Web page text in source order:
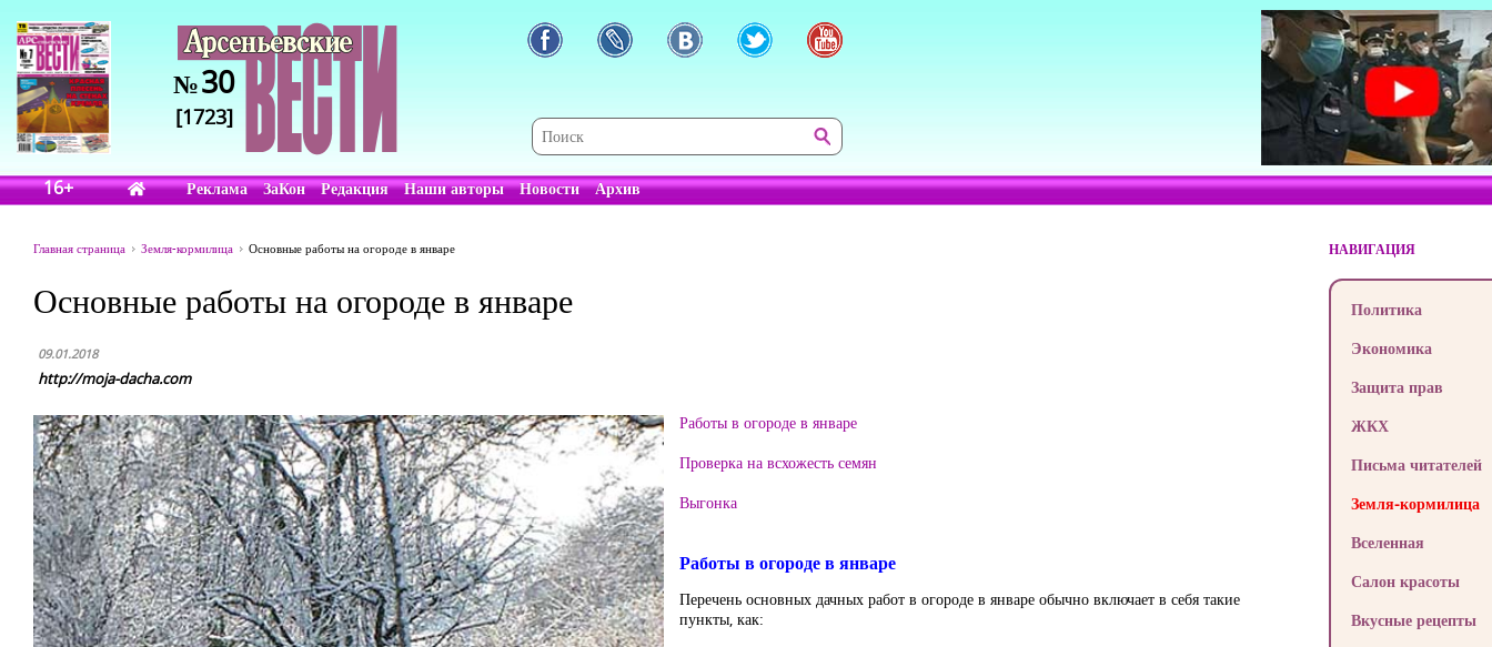
№30
[1723]
16+ Реклама ЗаКон Редакция Наши авторы Новости Архив
Главная страница Земля-кормилица Основные работы на огороде в январе
Основные работы на огороде в январе
09.01.2018
http://moja-dacha.com
Работы в огороде в январе
Проверка на всхожесть семян
Выгонка
Работы в огороде в январе
Перечень основных дачных работ в огороде в январе обычно включает в себя такие
пункты, как:
НАВИГАЦИЯ
Политика
Экономика
Защита прав
ЖКХ
Письма читателей
Земля-кормилица
Вселенная
Салон красоты
Вкусные рецепты